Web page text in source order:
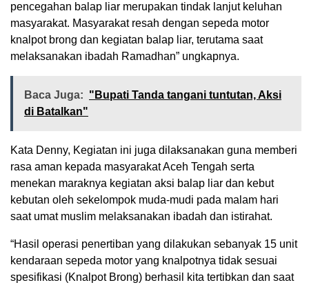
pencegahan balap liar merupakan tindak lanjut keluhan
masyarakat. Masyarakat resah dengan sepeda motor
knalpot brong dan kegiatan balap liar, terutama saat
melaksanakan ibadah Ramadhan” ungkapnya.
Baca Juga: "Bupati Tanda tangani tuntutan, Aksi
di Batalkan"
Kata Denny, Kegiatan ini juga dilaksanakan guna memberi
rasa aman kepada masyarakat Aceh Tengah serta
menekan maraknya kegiatan aksi balap liar dan kebut
kebutan oleh sekelompok muda-mudi pada malam hari
saat umat muslim melaksanakan ibadah dan istirahat.
“Hasil operasi penertiban yang dilakukan sebanyak 15 unit
kendaraan sepeda motor yang knalpotnya tidak sesuai
spesifikasi (Knalpot Brong) berhasil kita tertibkan dan saat